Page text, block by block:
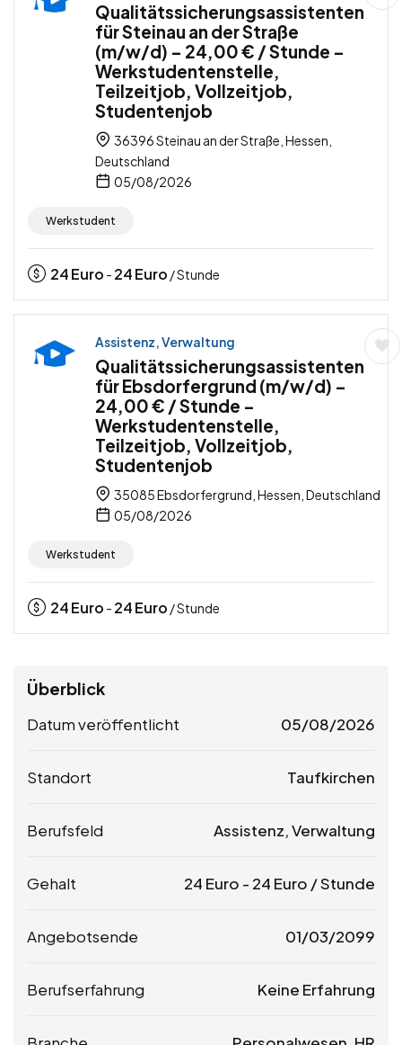
Qualitätssicherungsassistenten
für Steinau an der Straße
(m/w/d) – 24,00 € / Stunde –
Werkstudentenstelle,
Teilzeitjob, Vollzeitjob,
Studentenjob
36396 Steinau an der Straße, Hessen,
Deutschland
05/08/2026
Werkstudent
24Euro - 24Euro / Stunde
Assistenz, Verwaltung
Qualitätssicherungsassistenten
für Ebsdorfergrund (m/w/d) –
24,00 € / Stunde –
Werkstudentenstelle,
Teilzeitjob, Vollzeitjob,
Studentenjob
35085 Ebsdorfergrund, Hessen, Deutschland
05/08/2026
Werkstudent
24Euro - 24Euro / Stunde
Überblick
Datum veröffentlicht 05/08/2026
Standort Taufkirchen
Berufsfeld Assistenz, Verwaltung
Gehalt 24 Euro - 24 Euro / Stunde
Angebotsende 01/03/2099
Berufserfahrung Keine Erfahrung